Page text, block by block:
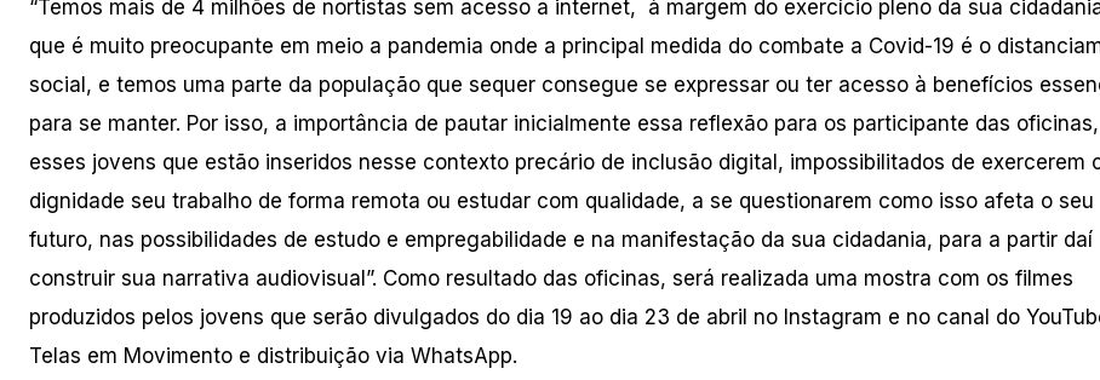
“Temos mais de 4 milhões de nortistas sem acesso a internet, à margem do exercício pleno da sua
que é muito preocupante em meio a pandemia onde a principal medida do combate a Covid-19 é o
social, e temos uma parte da população que sequer consegue se expressar ou ter acesso à benefícios
para se manter. Por isso, a importância de pautar inicialmente essa reflexão para os participante das
esses jovens que estão inseridos nesse contexto precário de inclusão digital, impossibilitados de exercerem
dignidade seu trabalho de forma remota ou estudar com qualidade, a se questionarem como isso afeta o seu
futuro, nas possibilidades de estudo e empregabilidade e na manifestação da sua cidadania, para a partir daí
construir sua narrativa audiovisual”. Como resultado das oficinas, será realizada uma mostra com os filmes
produzidos pelos jovens que serão divulgados do dia 19 ao dia 23 de abril no Instagram e no canal do
Telas em Movimento e distribuição via WhatsApp.